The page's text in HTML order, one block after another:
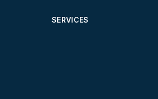
SERVICES